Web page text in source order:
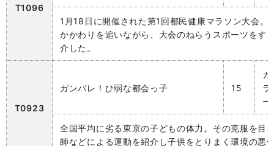
T1096
1月18日に開催された第1回都民健康マラソン大会
かかわりを追いながら、大会のねらうスポーツをす
介した。
T0923
ガンバレ！ひ弱な都会っ子 15
カ
ラ
ー
全国平均に劣る東京の子どもの体力。その克服を目
師などによる運動を紹介し子供をとりまく環境の悪